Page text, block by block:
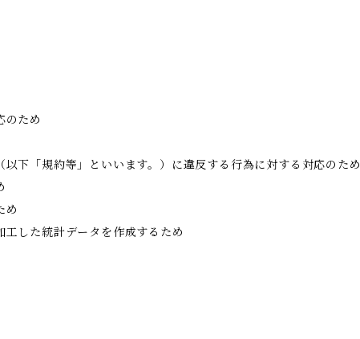
のため
下「規約等」といいます。）に違反する行為に対する対応のため
め
工した統計データを作成するため